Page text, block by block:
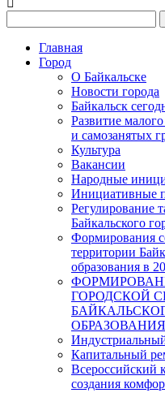
Главная
Город
О Байкальске
Новости города
Байкальск
Развитие
и самозанятых
Культура
Вакансии
Народные
Инициативные
Регулирование
Байкальского
Формирования
территории
образования в
ГОРОДСКОЙ
ОБРАЗОВАНИЯ
Капитальный
Всероссийский
создания